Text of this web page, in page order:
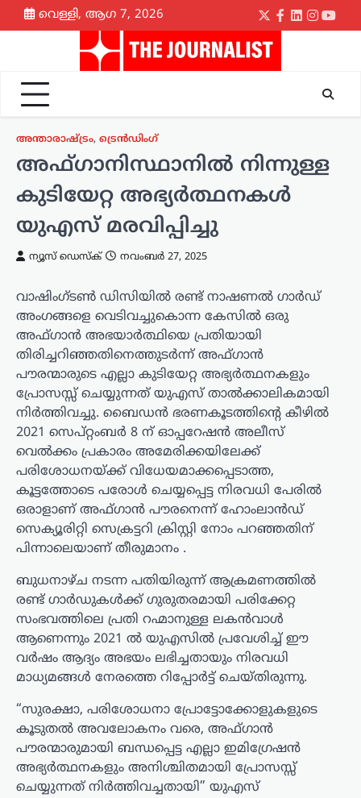
Skip
to
വെള്ളി, ആഗ 7, 2026
Twitter
Facebook
LinkedIn
അന്താരാഷ്ട്രം, ട്രെൻഡിംഗ്
അഫ്ഗാനിസ്ഥാനിൽ നിന്നുള്ള
കുടിയേറ്റ അഭ്യർത്ഥനകൾ
യുഎസ് മരവിപ്പിച്ചു
ന്യൂസ് ഡെസ്ക് നവംബർ 27, 2025
വാഷിംഗ്ടൺ ഡിസിയിൽ രണ്ട് നാഷണൽ ഗാർഡ്
അംഗങ്ങളെ വെടിവച്ചുകൊന്ന കേസിൽ ഒരു
അഫ്ഗാൻ അഭയാർത്ഥിയെ പ്രതിയായി
തിരിച്ചറിഞ്ഞതിനെത്തുടർന്ന് അഫ്ഗാൻ
പൗരന്മാരുടെ എല്ലാ കുടിയേറ്റ അഭ്യർത്ഥനകളും
പ്രോസസ്സ് ചെയ്യുന്നത് യുഎസ് താൽക്കാലികമായി
നിർത്തിവച്ചു. ബൈഡൻ ഭരണകൂടത്തിന്റെ കീഴിൽ
2021 സെപ്റ്റംബർ 8 ന് ഓപ്പറേഷൻ അലീസ്
വെൽക്കം പ്രകാരം അമേരിക്കയിലേക്ക്
പരിശോധനയ്ക്ക് വിധേയമാക്കപ്പെടാത്ത,
കൂട്ടത്തോടെ പരോൾ ചെയ്യപ്പെട്ട നിരവധി പേരിൽ
ഒരാളാണ് അഫ്ഗാൻ പൗരനെന്ന് ഹോംലാൻഡ്
സെക്യൂരിറ്റി സെക്രട്ടറി ക്രിസ്റ്റി നോം പറഞ്ഞതിന്
പിന്നാലെയാണ് തീരുമാനം .
ബുധനാഴ്ച നടന്ന പതിയിരുന്ന് ആക്രമണത്തിൽ
രണ്ട് ഗാർഡുകൾക്ക് ഗുരുതരമായി പരിക്കേറ്റ
സംഭവത്തിലെ പ്രതി റഹ്മാനുള്ള ലകൻവാൾ
ആണെന്നും 2021 ൽ യുഎസിൽ പ്രവേശിച്ച് ഈ
വർഷം ആദ്യം അഭയം ലഭിച്ചതായും നിരവധി
മാധ്യമങ്ങൾ നേരത്തെ റിപ്പോർട്ട് ചെയ്തിരുന്നു.
“സുരക്ഷാ, പരിശോധനാ പ്രോട്ടോക്കോളുകളുടെ
കൂടുതൽ അവലോകനം വരെ, അഫ്ഗാൻ
പൗരന്മാരുമായി ബന്ധപ്പെട്ട എല്ലാ ഇമിഗ്രേഷൻ
അഭ്യർത്ഥനകളും അനിശ്ചിതമായി പ്രോസസ്സ്
ചെയ്യുന്നത് നിർത്തിവച്ചതായി” യുഎസ്